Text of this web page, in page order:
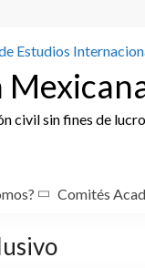
civil sin fines de
Comités